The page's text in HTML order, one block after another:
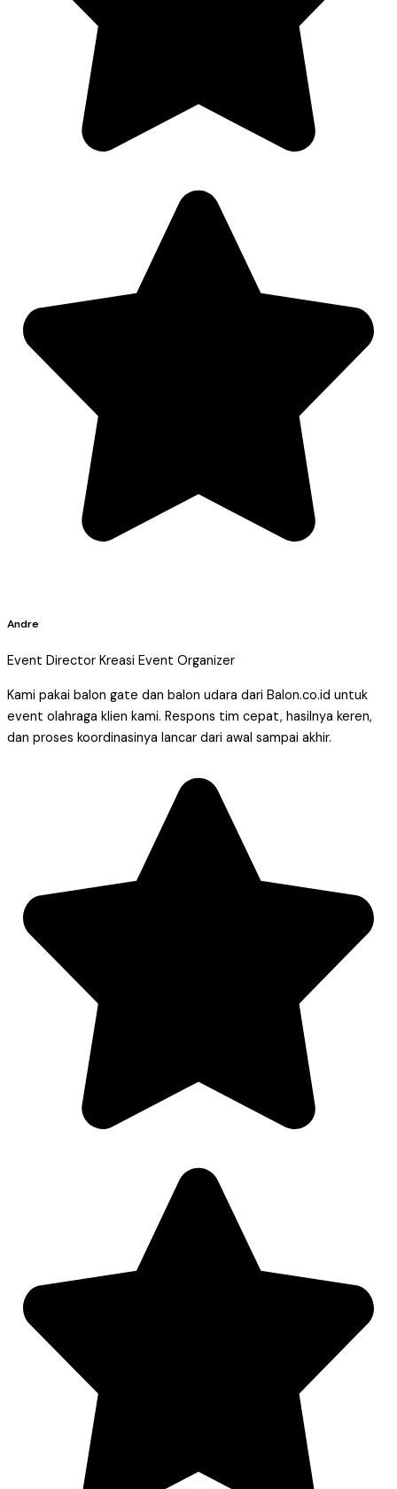
Andre
Event Director Kreasi Event Organizer
Kami pakai balon gate dan balon udara dari Balon.co.id untuk
event olahraga klien kami. Respons tim cepat, hasilnya keren,
dan proses koordinasinya lancar dari awal sampai akhir.